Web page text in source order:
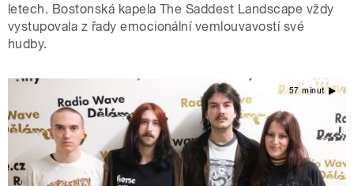
letech. Bostonská kapela The Saddest Landscape vždy
vystupovala z řady emocionální vemlouvavostí své
hudby.
57 minut